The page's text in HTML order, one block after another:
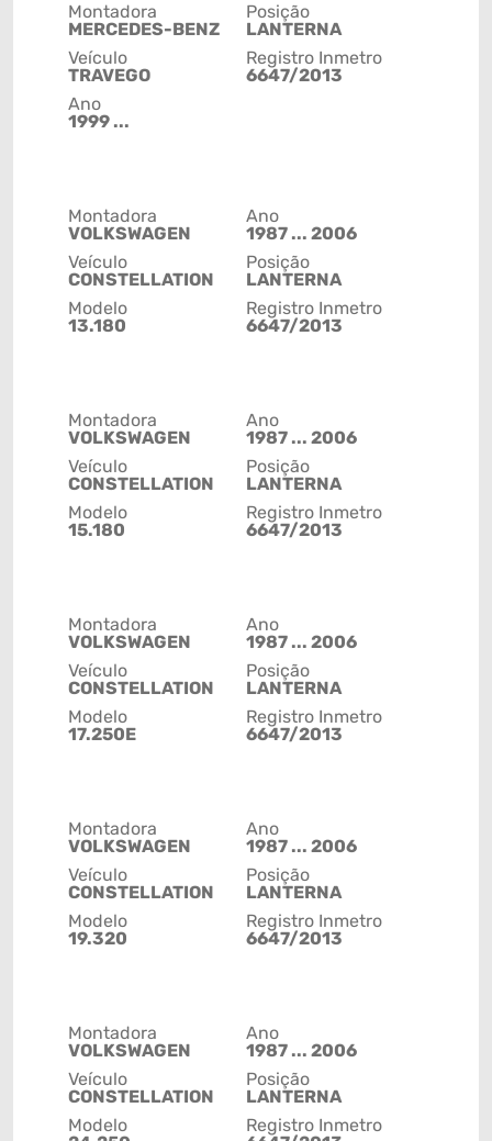
Montadora
MERCEDES-BENZ
Veículo
TRAVEGO
Ano
1999 ...
Posição
LANTERNA
Registro Inmetro
6647/2013
Montadora
VOLKSWAGEN
Veículo
CONSTELLATION
Modelo
13.180
Ano
1987 ... 2006
Posição
LANTERNA
Registro Inmetro
6647/2013
Montadora
VOLKSWAGEN
Veículo
CONSTELLATION
Modelo
15.180
Ano
1987 ... 2006
Posição
LANTERNA
Registro Inmetro
6647/2013
Montadora
VOLKSWAGEN
Veículo
CONSTELLATION
Modelo
17.250E
Ano
1987 ... 2006
Posição
LANTERNA
Registro Inmetro
6647/2013
Montadora
VOLKSWAGEN
Veículo
CONSTELLATION
Modelo
19.320
Ano
1987 ... 2006
Posição
LANTERNA
Registro Inmetro
6647/2013
Montadora
VOLKSWAGEN
Veículo
CONSTELLATION
Modelo
Ano
1987 ... 2006
Posição
LANTERNA
Registro Inmetro